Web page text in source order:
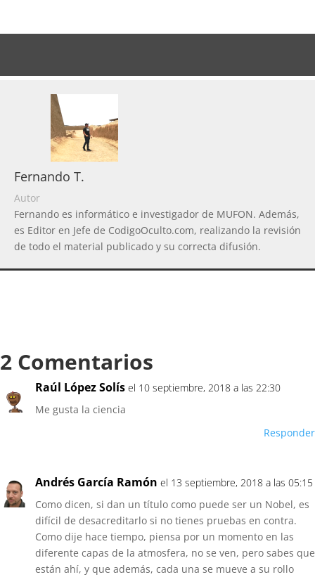
Fernando T.
Autor
Fernando es informático e investigador de MUFON. Además,
es Editor en Jefe de CodigoOculto.com, realizando la revisión
de todo el material publicado y su correcta difusión.
2 Comentarios
Raúl López Solís el 10 septiembre, 2018 a las 22:30
Me gusta la ciencia
Responder
Andrés García Ramón el 13 septiembre, 2018 a las 05:15
Como dicen, si dan un título como puede ser un Nobel, es
difícil de desacreditarlo si no tienes pruebas en contra.
Como dije hace tiempo, piensa por un momento en las
diferente capas de la atmosfera, no se ven, pero sabes que
están ahí, y que además, cada una se mueve a su rollo